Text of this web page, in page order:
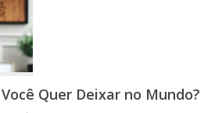
Quer Deixar no Mundo?